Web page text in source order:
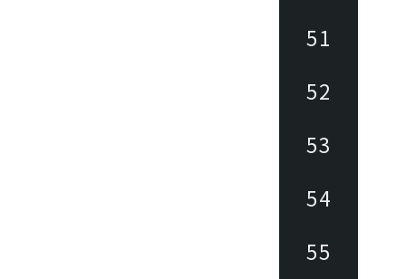
51
52
53
54
55